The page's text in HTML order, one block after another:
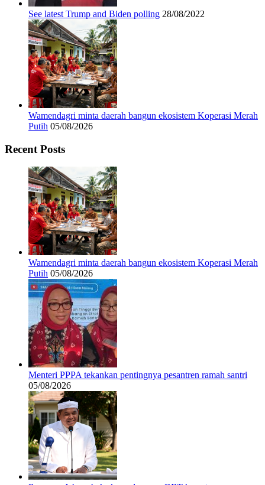
See latest Trump and Biden polling 28/08/2022
Wamendagri minta daerah bangun ekosistem Koperasi Merah
Putih 05/08/2026
Recent Posts
Wamendagri minta daerah bangun ekosistem Koperasi Merah
Putih 05/08/2026
Menteri PPPA tekankan pentingnya pesantren ramah santri
05/08/2026